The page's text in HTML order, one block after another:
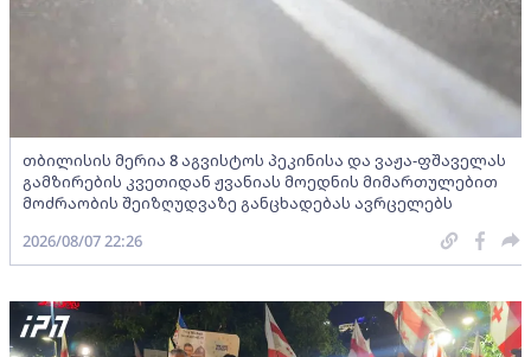
თბილისის მერია 8 აგვისტოს პეკინისა და ვაჟა-ფშაველას
გამზირების კვეთიდან ჟვანიას მოედნის მიმართულებით
მოძრაობის შეიზღუდვაზე განცხადებას ავრცელებს
2026/08/07 22:26